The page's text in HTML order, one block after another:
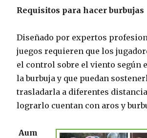
Requisitos para hacer burbujas
Diseñado por expertos
juegos requieren que los
el control sobre el viento según
la burbuja y que puedan
trasladarla a diferentes
lograrlo cuentan con aros y
Aum